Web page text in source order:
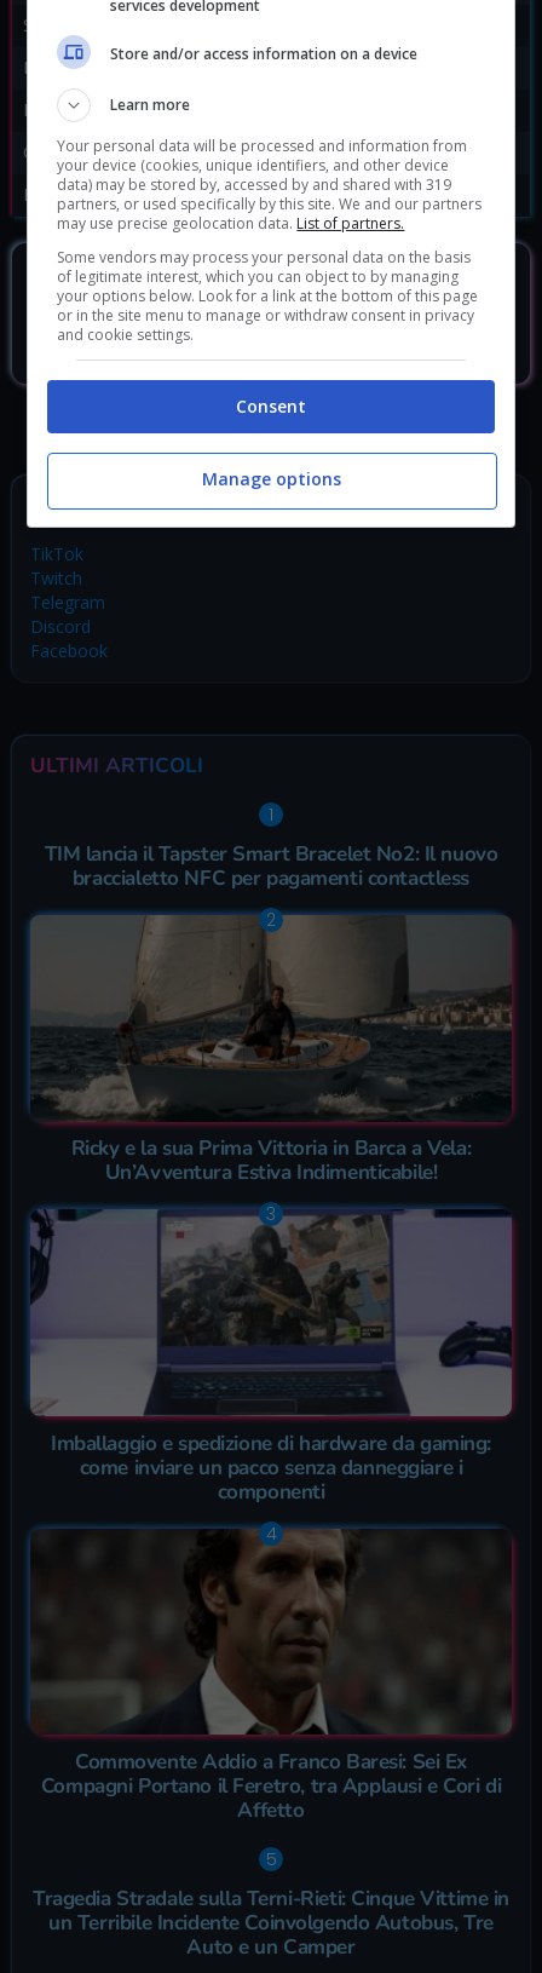
Sviluppatore:
Publisher:
Disponibile per:
Genere:
Action|RPG
Data di rilascio:
22/02/2019
DOVE ACQUISTARLO?
Anthem: 500 Shards Xbox ONE
SEGUICI SUI SOCIAL
TikTok
Twitch
Telegram
Discord
Facebook
ULTIMI ARTICOLI
TIM lancia il Tapster Smart Bracelet No2: Il nuovo
braccialetto NFC per pagamenti contactless
Ricky e la sua Prima Vittoria in Barca a Vela:
Un’Avventura Estiva Indimenticabile!
Imballaggio e spedizione di hardware da gaming:
come inviare un pacco senza danneggiare i
componenti
Commovente Addio a Franco Baresi: Sei Ex
Compagni Portano il Feretro, tra Applausi e Cori di
Affetto
Tragedia Stradale sulla Terni-Rieti: Cinque Vittime in
un Terribile Incidente Coinvolgendo Autobus, Tre
Auto e un Camper
services development
Store and/or access information on a device
Learn more
Your personal data will be processed and information from
your device (cookies, unique identifiers, and other device
data) may be stored by, accessed by and shared with 319
partners, or used specifically by this site. We and our partners
may use precise geolocation data. List of partners.
Some vendors may process your personal data on the basis
of legitimate interest, which you can object to by managing
your options below. Look for a link at the bottom of this page
or in the site menu to manage or withdraw consent in privacy
and cookie settings.
Consent
Manage options